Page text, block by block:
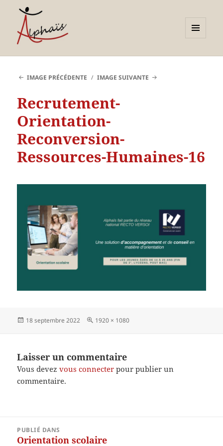
compétences et
orientations adultes et
jeunes
WIDGETS
IMAGE PRÉCÉDENTE IMAGE SUIVANTE
Recrutement-
Orientation-
Reconversion-
Ressources-Humaines-16
Publié
18 septembre 2022
Taille
1920 × 1080
Laisser un commentaire
Vous devezvous connecter pour publier un
commentaire.
PUBLIÉ DANS
Orientation scolaire